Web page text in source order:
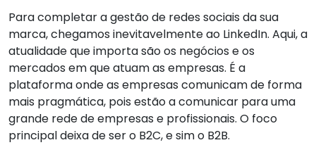
Para completar a gestão de redes sociais da sua
marca, chegamos inevitavelmente ao LinkedIn. Aqui, a
atualidade que importa são os negócios e os
mercados em que atuam as empresas. É a
plataforma onde as empresas comunicam de forma
mais pragmática, pois estão a comunicar para uma
grande rede de empresas e profissionais. O foco
principal deixa de ser o B2C, e sim o B2B.